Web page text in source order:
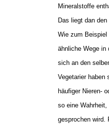
Mineralstoffe
Das liegt dan den
Wie zum
ähnliche Wege in
sich an den
Vegetarier haben
häufiger Nieren-
so eine Wahrheit,
gesprochen wird.